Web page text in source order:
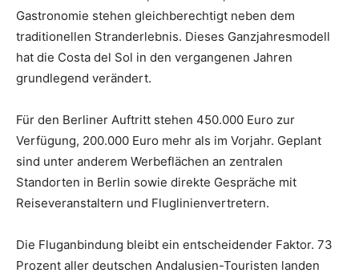
Gastronomie stehen gleichberechtigt neben dem
traditionellen Stranderlebnis. Dieses Ganzjahresmodell
hat die Costa del Sol in den vergangenen Jahren
grundlegend verändert.
Für den Berliner Auftritt stehen 450.000 Euro zur
Verfügung, 200.000 Euro mehr als im Vorjahr. Geplant
sind unter anderem Werbeflächen an zentralen
Standorten in Berlin sowie direkte Gespräche mit
Reiseveranstaltern und Fluglinienvertretern.
Die Fluganbindung bleibt ein entscheidender Faktor. 73
Prozent aller deutschen Andalusien-Touristen landen